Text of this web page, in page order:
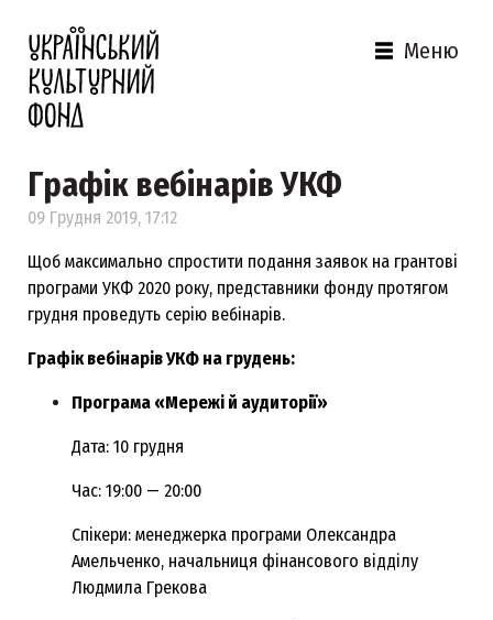
Меню
Графік вебінарів УКФ
09 Грудня 2019, 17:12
Щоб максимально спростити подання заявок на грантові
програми УКФ 2020 року, представники фонду протягом
грудня проведуть серію вебінарів.
Графік вебінарів УКФ на грудень:
Програма «Мережі й аудиторії»
Дата: 10 грудня
Час: 19:00 — 20:00
Спікери: менеджерка програми Олександра
Амельченко, начальниця фінансового відділу
Людмила Грекова